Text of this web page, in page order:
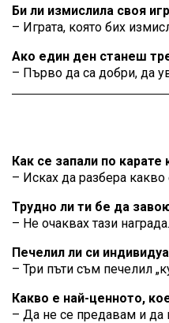
Би ли измислила своя
– Играта, която бих
Ако един ден станеш
– Първо да са добри, да
Как се запали по
– Исках да разбера какво
Трудно ли ти бе да
– Не очаквах тази
Печелил ли си
– Три пъти съм печелил
Какво е най-ценното,
– Да не се предавам и да